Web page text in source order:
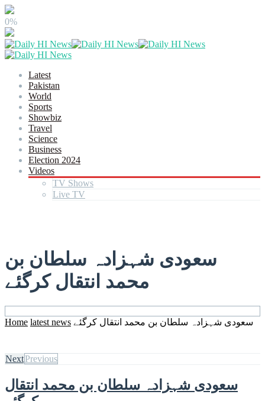
0%
Latest
Pakistan
World
Sports
Showbiz
Travel
Science
Business
Election 2024
Videos
TV Shows
Live TV
سعودی شہزادہ سلطان بن
محمد انتقال کرگئے
Home latest news سعودی شہزادہ سلطان بن محمد انتقال کرگئے
NextPrevious
سعودی شہزادہ سلطان بن محمد انتقال